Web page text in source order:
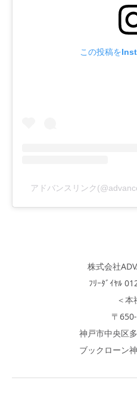
この投稿を
アドバンスリンク
株式会社
ﾌﾘｰﾀﾞｲﾔﾙ
＜本
〒
神戸市中央区
ブックローン